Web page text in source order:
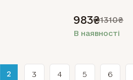
983₴1310₴
В наявності
2 3 4 5 6